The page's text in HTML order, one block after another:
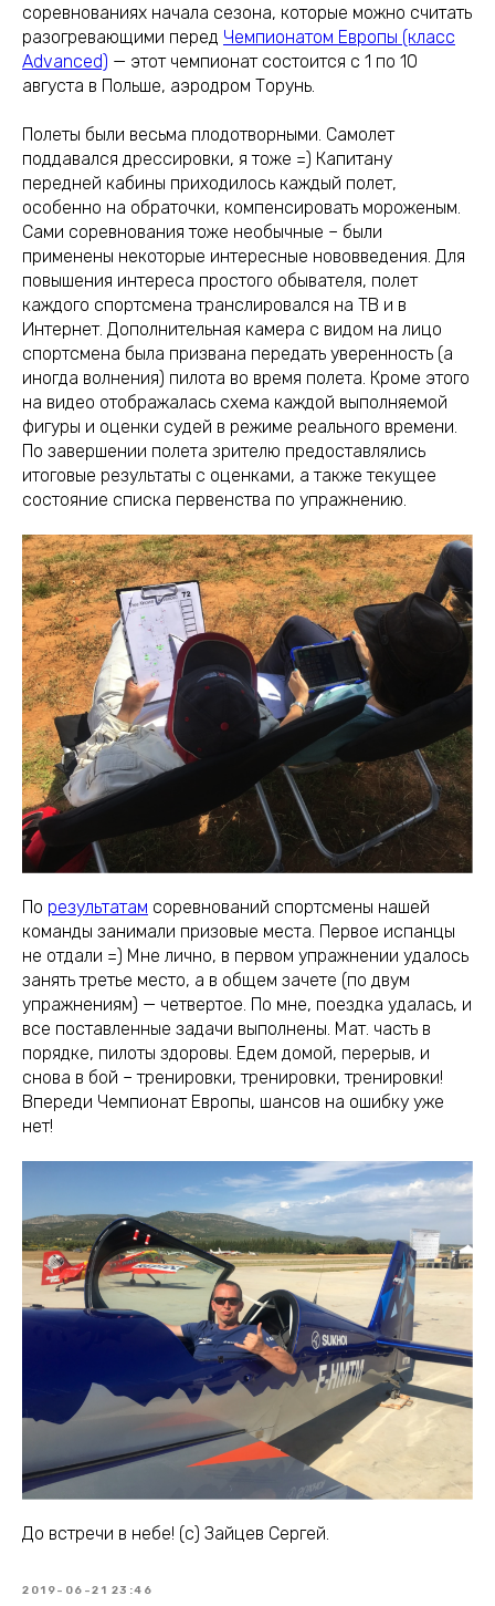
соревнованиях начала сезона, которые можно считать
разогревающими перед Чемпионатом Европы (класс
Advanced) — этот чемпионат состоится с 1 по 10
августа в Польше, аэродром Торунь.
Полеты были весьма плодотворными. Самолет
поддавался дрессировки, я тоже =) Капитану
передней кабины приходилось каждый полет,
особенно на обраточки, компенсировать мороженым.
Сами соревнования тоже необычные – были
применены некоторые интересные нововведения. Для
повышения интереса простого обывателя, полет
каждого спортсмена транслировался на ТВ и в
Интернет. Дополнительная камера с видом на лицо
спортсмена была призвана передать уверенность (а
иногда волнения) пилота во время полета. Кроме этого
на видео отображалась схема каждой выполняемой
фигуры и оценки судей в режиме реального времени.
По завершении полета зрителю предоставлялись
итоговые результаты с оценками, а также текущее
состояние списка первенства по упражнению.
По результатам соревнований спортсмены нашей
команды занимали призовые места. Первое испанцы
не отдали =) Мне лично, в первом упражнении удалось
занять третье место, а в общем зачете (по двум
упражнениям) — четвертое. По мне, поездка удалась, и
все поставленные задачи выполнены. Мат. часть в
порядке, пилоты здоровы. Едем домой, перерыв, и
снова в бой – тренировки, тренировки, тренировки!
Впереди Чемпионат Европы, шансов на ошибку уже
нет!
До встречи в небе! (с) Зайцев Сергей.
2019-06-21 23:46